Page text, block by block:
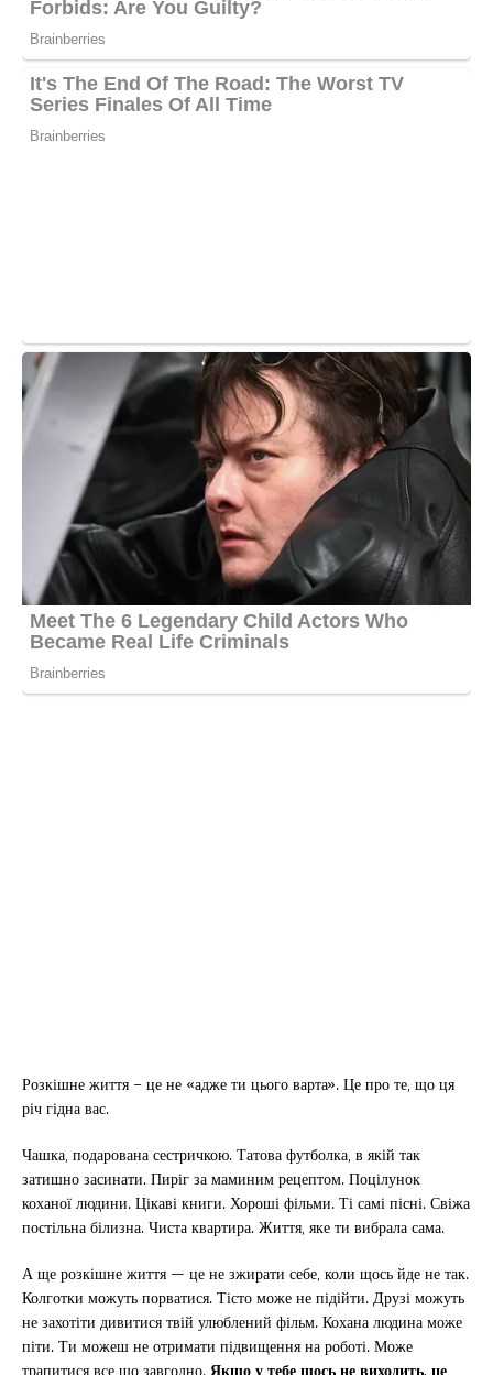
Розкішне життя – це не «адже ти цього варта». Це про те, що ця
річ гідна вас.
Чашка, подарована сестричкою. Татова футболка, в якій так
затишно засинати. Пиріг за маминим рецептом. Поцілунок
коханої людини. Цікаві книги. Хороші фільми. Ті самі пісні. Свіжа
постільна білизна. Чиста квартира. Життя, яке ти вибрала сама.
А ще розкішне життя — це не зжирати себе, коли щось йде не так.
Колготки можуть порватися. Тісто може не підійти. Друзі можуть
не захотіти дивитися твій улюблений фільм. Кохана людина може
піти. Ти можеш не отримати підвищення на роботі. Може